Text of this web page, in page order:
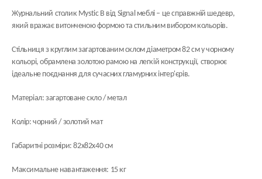
Журнальний столик Mystic B від Signal меблі – це справжній шедевр,
який вражає витонченою формою та стильним вибором кольорів.
Стільниця з круглим загартованим склом діаметром 82 см у чорному
кольорі, обрамлена золотою рамою на легкій конструкції, створює
ідеальне поєднання для сучасних гламурних інтер'єрів.
Матеріал: загартоване скло / метал
Колір: чорний / золотий мат
Габаритні розміри: 82х82х40 см
Максимальне навантаження: 15 кг